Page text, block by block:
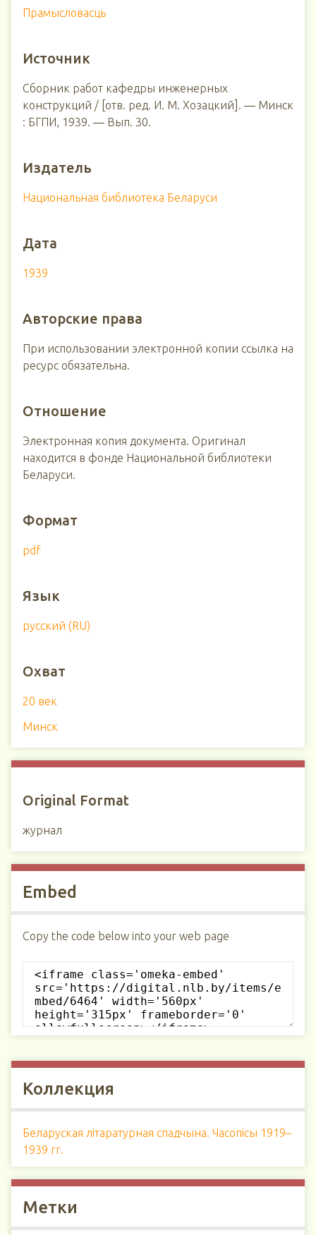
Прамысловасць
Источник
Сборник работ кафедры инженерных
конструкций / [отв. ред. И. М. Хозацкий]. ― Минск
: БГПИ, 1939. ― Вып. 30.
Издатель
Национальная библиотека Беларуси
Дата
1939
Авторские права
При использовании электронной копии ссылка на
ресурс обязательна.
Отношение
Электронная копия документа. Оригинал
находится в фонде Национальной библиотеки
Беларуси.
Формат
pdf
Язык
русский (RU)
Охват
20 век
Минск
Original Format
журнал
Embed
Copy the code below into your web page
Коллекция
Беларуская літаратурная спадчына. Часопісы 1919–
1939 гг.
Метки